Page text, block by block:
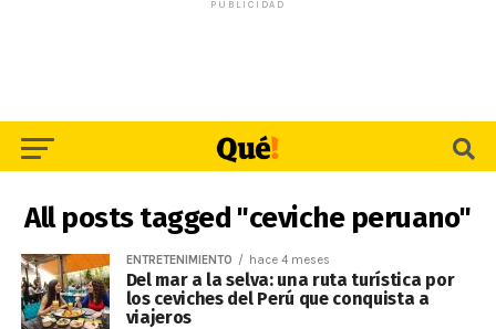
PUBLICIDAD
All posts tagged "ceviche peruano"
ENTRETENIMIENTO hace 4 meses
Del mar a la selva: una ruta turística por
los ceviches del Perú que conquista a
viajeros